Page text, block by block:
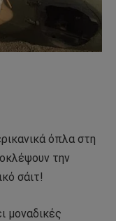
όπλα στη
την
σάιτ!
μοναδικές